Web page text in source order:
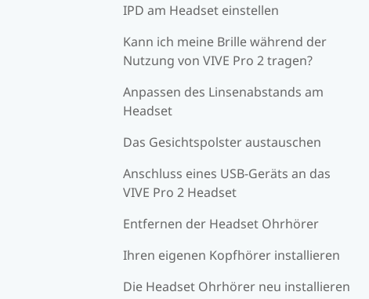
IPD am Headset einstellen
Kann ich meine Brille während der
Nutzung von VIVE Pro 2 tragen?
Anpassen des Linsenabstands am
Headset
Das Gesichtspolster austauschen
Anschluss eines USB-Geräts an das
VIVE Pro 2 Headset
Entfernen der Headset Ohrhörer
Ihren eigenen Kopfhörer installieren
Die Headset Ohrhörer neu installieren